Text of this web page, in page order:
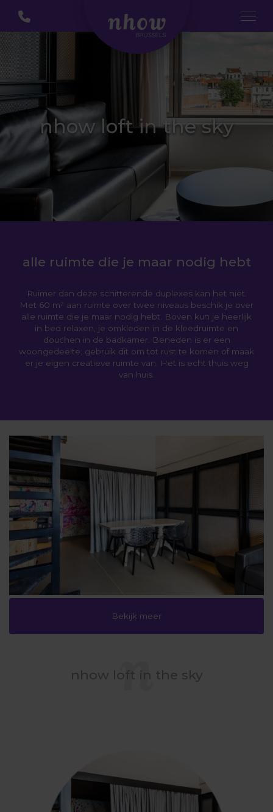
nhow loft in the sky
alle ruimte die je maar nodig hebt
Ruimer dan deze schitterende duplexes kan het niet.
Met 60 m² aan ruimte over twee niveaus beschik je over
alle ruimte die je maar nodig hebt. Boven kun je heerlijk
in bed relaxen, je omkleden in de kleedruimte en
douchen in de badkamer. Beneden is er een
woongedeelte; gebruik dit om tot rust te komen of maak
er je eigen creatieve ruimte van. Het is echt thuis weg
van huis.
Bekijk meer
nhow loft in the sky